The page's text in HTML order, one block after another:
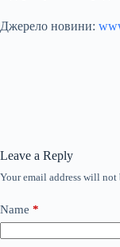
Джерело новини:
Leave a Reply
Your email address will not
Name *